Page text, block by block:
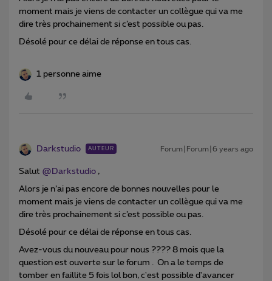
moment mais je viens de contacter un collègue qui va me
dire très prochainement si c’est possible ou pas.
Désolé pour ce délai de réponse en tous cas.
1 personne aime
Darkstudio AUTEUR Forum|Forum|6 years ago
Salut @Darkstudio ,
Alors je n’ai pas encore de bonnes nouvelles pour le
moment mais je viens de contacter un collègue qui va me
dire très prochainement si c’est possible ou pas.
Désolé pour ce délai de réponse en tous cas.
Avez-vous du nouveau pour nous ???? 8 mois que la
question est ouverte sur le forum . On a le temps de
tomber en faillite 5 fois lol bon, c'est possible d'avancer